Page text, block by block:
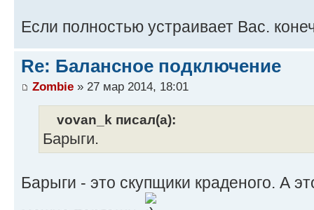
Если полностью устраивает Вас.
Re: Балансное подключение
Zombie » 27 мар 2014, 18:01
vovan_k писал(а):
Барыги.
Барыги - это скупщики краденого. А